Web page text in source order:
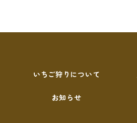
いちご狩りについて
お知らせ